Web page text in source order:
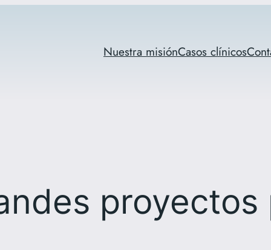
Nuestra misiónCasos clínicos